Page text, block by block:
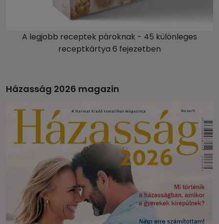
A legjobb receptek pároknak - 45 különleges
receptkártya 6 fejezetben
Házasság 2026 magazin